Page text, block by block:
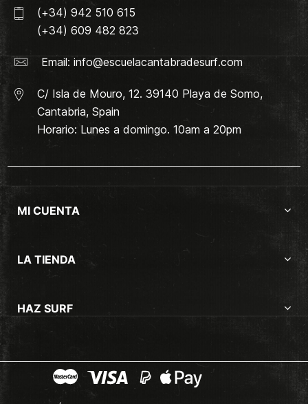
(+34) 942 510 615
(+34) 609 482 823
Email: info@escuelacantabradesurf.com
C/ Isla de Mouro, 12. 39140 Playa de Somo,
Cantabria, Spain
Horario: Lunes a domingo. 10am a 20pm
MI CUENTA
LA TIENDA
HAZ SURF